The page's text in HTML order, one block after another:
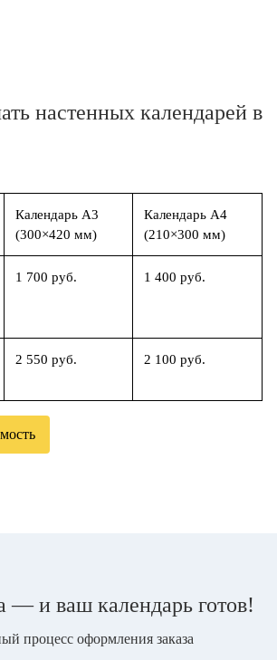
настенных календарей в
Календарь А3
(300×420 мм)
Календарь А4
(210×300 мм)
1 700 руб. 1 400 руб.
2 550 руб. 2 100 руб.
— и ваш календарь готов!
процесс оформления заказа